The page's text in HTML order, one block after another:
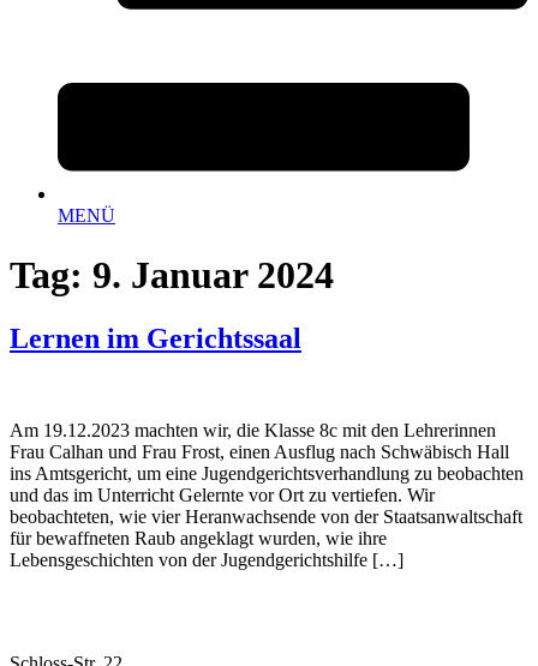
MENÜ
Tag: 9. Januar 2024
Lernen im Gerichtssaal
Am 19.12.2023 machten wir, die Klasse 8c mit den Lehrerinnen
Frau Calhan und Frau Frost, einen Ausflug nach Schwäbisch Hall
ins Amtsgericht, um eine Jugendgerichtsverhandlung zu beobachten
und das im Unterricht Gelernte vor Ort zu vertiefen. Wir
beobachteten, wie vier Heranwachsende von der Staatsanwaltschaft
für bewaffneten Raub angeklagt wurden, wie ihre
Lebensgeschichten von der Jugendgerichtshilfe […]